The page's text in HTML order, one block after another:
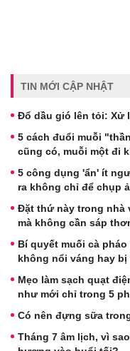
TIN MỚI CẬP NHẬT
Đổ dầu gió lên tỏi: Xử
5 cách đuổi muỗi
cũng có, muỗi một đi
5 công dụng 'ẩn' ít
ra không chỉ để chụp
Đặt thứ này trong nhà
mà không cần sáp
Bí quyết muối cà
không nổi váng hay bị
Mẹo làm sạch quạt
như mới chỉ trong 5
Có nên đựng sữa
Tháng 7 âm lịch, vì